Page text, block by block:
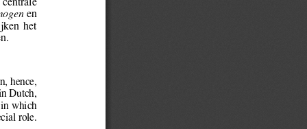
en
het
hence,
Dutch,
which
role.